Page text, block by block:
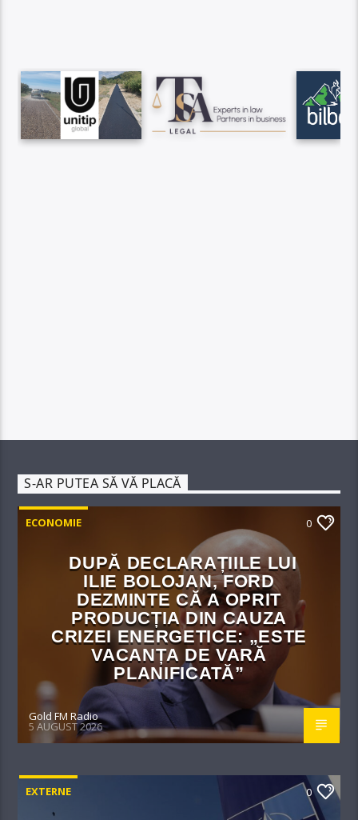
S-AR PUTEA SĂ VĂ PLACĂ
ECONOMIE 0
DUPĂ DECLARAȚIILE LUI
ILIE BOLOJAN, FORD
DEZMINTE CĂ A OPRIT
PRODUCȚIA DIN CAUZA
CRIZEI ENERGETICE: „ESTE
VACANȚA DE VARĂ
PLANIFICATĂ”
Gold FM Radio
5 AUGUST 2026
EXTERNE 0